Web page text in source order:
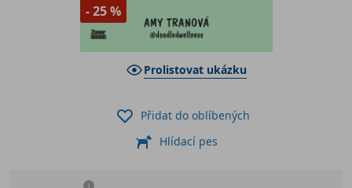
- 25 %
Prolistovat ukázku
Přidat do oblíbených
Hlídací pes